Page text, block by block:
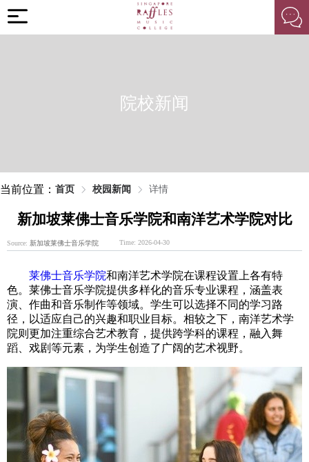
院校新闻
当前位置： 首页 校园新闻 详情
新加坡莱佛士音乐学院和南洋艺术学院对比
Source: 新加坡莱佛士音乐学院 Time: 2026-04-30
莱佛士音乐学院和南洋艺术学院在课程设置上各有特
色。莱佛士音乐学院提供多样化的音乐专业课程，涵盖表
演、作曲和音乐制作等领域。学生可以选择不同的学习路
径，以适应自己的兴趣和职业目标。相较之下，南洋艺术学
院则更加注重综合艺术教育，提供跨学科的课程，融入舞
蹈、戏剧等元素，为学生创造了广阔的艺术视野。